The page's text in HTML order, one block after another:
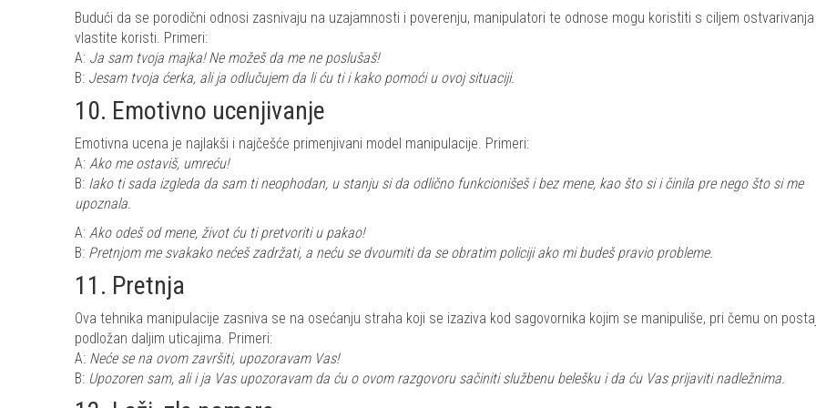
Budući da se porodični odnosi zasnivaju na uzajamnosti i poverenju, manipulatori te odnose mogu koristiti s ciljem ostvarivanja
vlastite koristi. Primeri:
A: Ja sam tvoja majka! Ne možeš da me ne poslušaš!
B: Jesam tvoja ćerka, ali ja odlučujem da li ću ti i kako pomoći u ovoj situaciji.
10. Emotivno ucenjivanje
Emotivna ucena je najlakši i najčešće primenjivani model manipulacije. Primeri:
A: Ako me ostaviš, umreću!
B: Iako ti sada izgleda da sam ti neophodan, u stanju si da odlično funkcionišeš i bez mene, kao što si i činila pre nego što si me
upoznala.
A: Ako odeš od mene, život ću ti pretvoriti u pakao!
B: Pretnjom me svakako nećeš zadržati, a neću se dvoumiti da se obratim policiji ako mi budeš pravio probleme.
11. Pretnja
Ova tehnika manipulacije zasniva se na osećanju straha koji se izaziva kod sagovornika kojim se manipuliše, pri čemu on
podložan daljim uticajima. Primeri:
A: Neće se na ovom završiti, upozoravam Vas!
B: Upozoren sam, ali i ja Vas upozoravam da ću o ovom razgovoru sačiniti službenu belešku i da ću Vas prijaviti nadležnima.